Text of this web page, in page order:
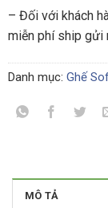
– Đối với khách
miễn phí ship gửi
Danh mục: Ghế
MÔ TẢ